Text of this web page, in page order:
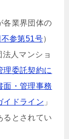
各業界団体の
参第51号）
人マンショ
理委託契約に
面・管理事務
イドライン 」
るとされてい